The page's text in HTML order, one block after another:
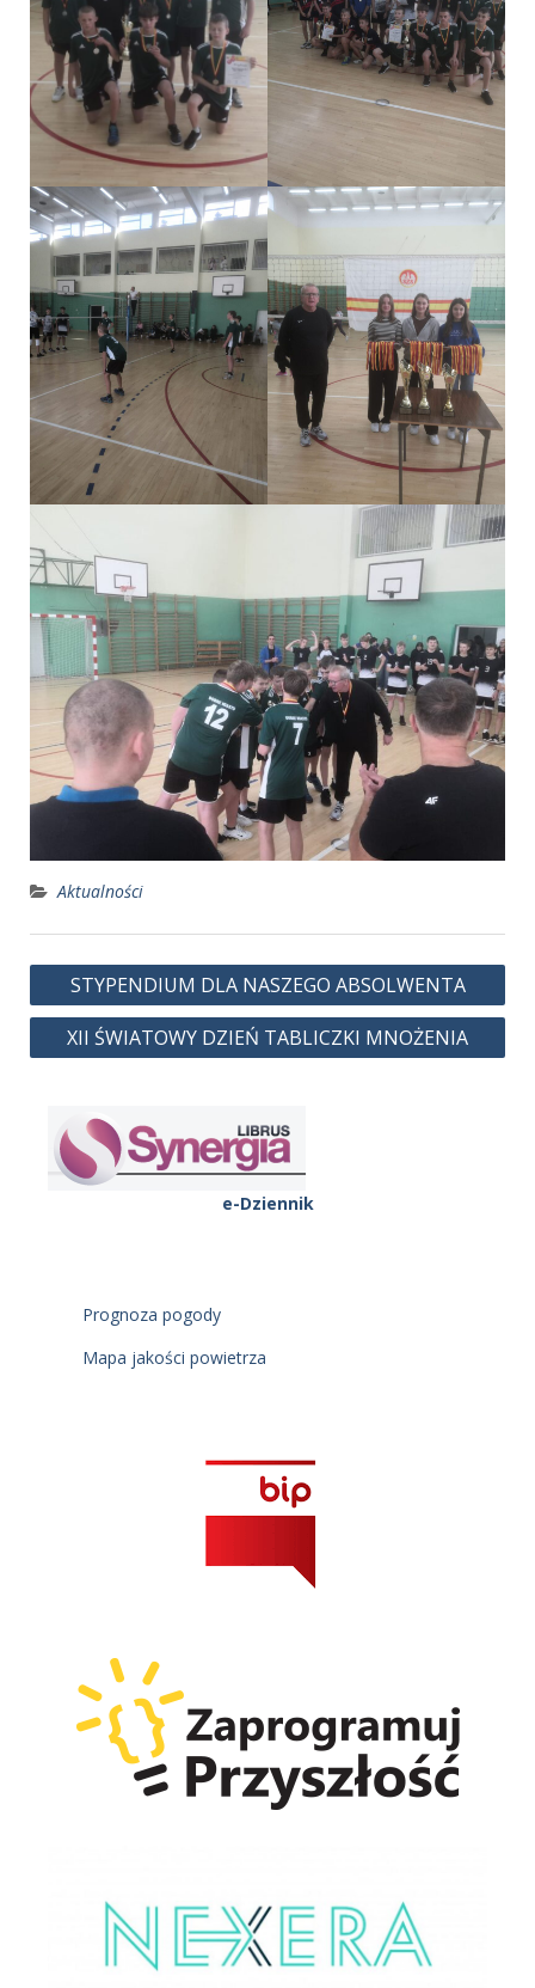
Aktualności
Nawigacja
wpisu
STYPENDIUM DLA NASZEGO ABSOLWENTA
XII ŚWIATOWY DZIEŃ TABLICZKI MNOŻENIA
e-Dziennik
Prognoza pogody
Mapa jakości powietrza